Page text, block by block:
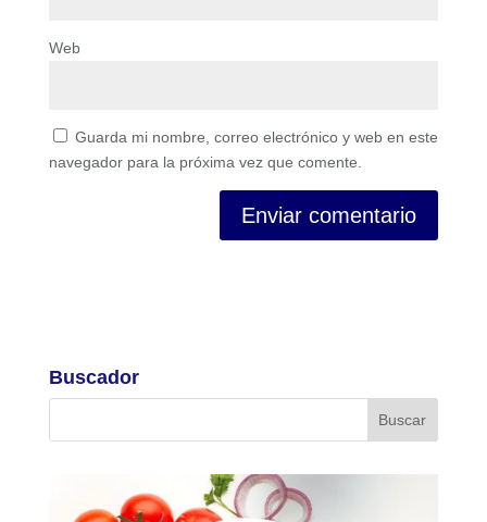
Web
Guarda mi nombre, correo electrónico y web en este
navegador para la próxima vez que comente.
Buscador